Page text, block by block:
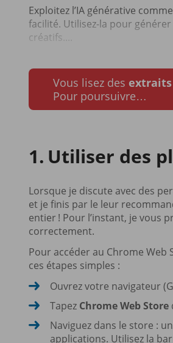
Exploitez l’IA générative
facilité. Utilisez-la pour
créatifs....
Vous lisez des
Pour poursuivre…
Utiliser des
Lorsque je discute avec des
et je finis par le leur
entier ! Pour l’instant, je vous
correctement.
Pour accéder au Chrome Web
ces étapes simples :
Ouvrez votre navigateur
Tapez Chrome Web Store
Naviguez dans le store :
applications. Utilisez la